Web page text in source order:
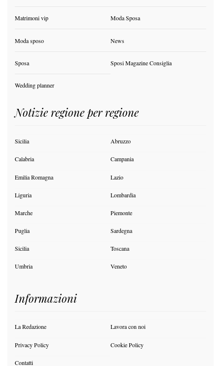
Matrimoni vip Moda Sposa
Moda sposo News
Sposa Sposi Magazine Consiglia
Wedding planner
Notizie regione per regione
Sicilia Abruzzo
Calabria Campania
Emilia Romagna Lazio
Liguria Lombardia
Marche Piemonte
Puglia Sardegna
Sicilia Toscana
Umbria Veneto
Informazioni
La Redazione Lavora con noi
Privacy Policy Cookie Policy
Contatti